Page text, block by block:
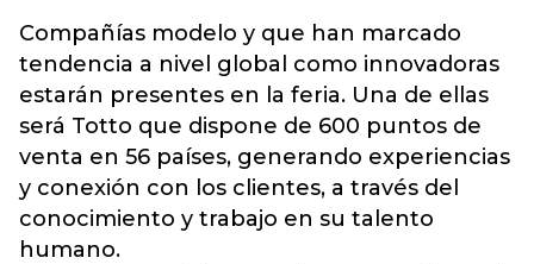
Compañías modelo y que han marcado
tendencia a nivel global como innovadoras
estarán presentes en la feria. Una de ellas
será Totto que dispone de 600 puntos de
venta en 56 países, generando experiencias
y conexión con los clientes, a través del
conocimiento y trabajo en su talento
humano.